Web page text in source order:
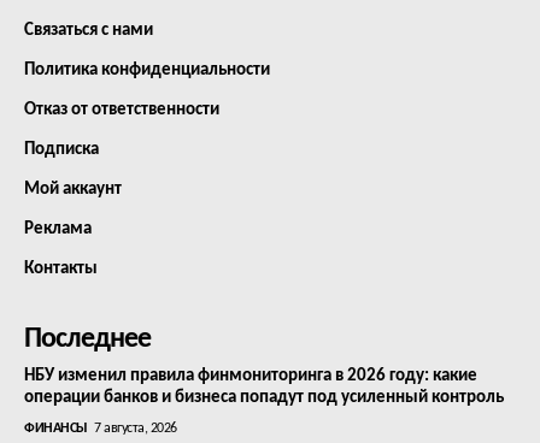
Связаться с нами
Политика конфиденциальности
Отказ от ответственности
Подписка
Мой аккаунт
Реклама
Контакты
Последнее
НБУ изменил правила финмониторинга в 2026 году: какие
операции банков и бизнеса попадут под усиленный контроль
ФИНАНСЫ 7 августа, 2026